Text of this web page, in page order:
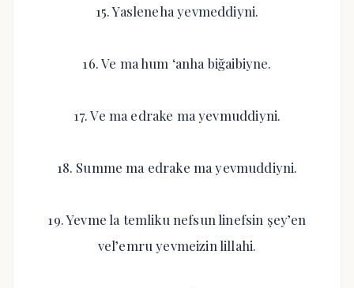
15. Yasleneha yevmeddiyni.
16. Ve ma hum ‘anha biğaibiyne.
17. Ve ma edrake ma yevmuddiyni.
18. Summe ma edrake ma yevmuddiyni.
19. Yevme la temliku nefsun linefsin şey’en
vel’emru yevmeizin lillahi.